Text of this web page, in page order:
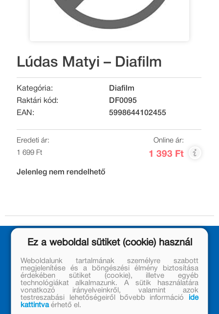
Lúdas Matyi – Diafilm
Kategória:
Diafilm
Raktári kód:
DF0095
EAN:
5998644102455
Eredeti ár:
1 699 Ft
Online ár:
1 393 Ft
Jelenleg nem rendelhető
MÓRA KÖNYVKIADÓ – 1950 ÓTA
Ez a weboldal sütiket (cookie) használ
Weboldalunk tartalmának személyre szabott
megjelenítése és a böngészési élmény biztosítása
érdekében sütiket (cookie), illetve egyéb
technológiákat alkalmazunk. A sütik használatára
vonatkozó irányelveinkről, valamint azok
testreszabási lehetőségeiről bővebb információ
ide
kattintvaérhető el.